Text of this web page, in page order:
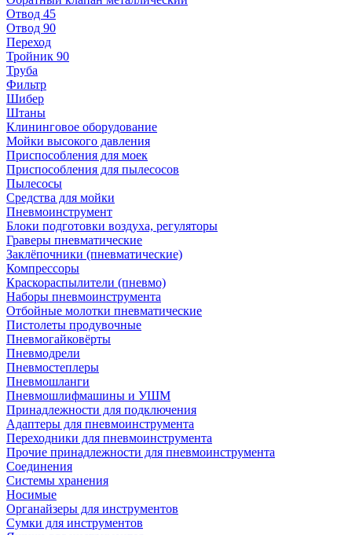
Отвод 45
Отвод 90
Переход
Тройник 90
Труба
Фильтр
Шибер
Штаны
Клининговое оборудование
Мойки высокого давления
Приспособления для моек
Приспособления для пылесосов
Пылесосы
Средства для мойки
Пневмоинструмент
Блоки подготовки воздуха, регуляторы
Граверы пневматические
Заклёпочники (пневматические)
Компрессоры
Краскораспылители (пневмо)
Наборы пневмоинструмента
Отбойные молотки пневматические
Пистолеты продувочные
Пневмогайковёрты
Пневмодрели
Пневмостеплеры
Пневмошланги
Пневмошлифмашины и УШМ
Принадлежности для подключения
Адаптеры для пневмоинструмента
Переходники для пневмоинструмента
Прочие принадлежности для пневмоинструмента
Соединения
Системы хранения
Носимые
Органайзеры для инструментов
Сумки для инструментов